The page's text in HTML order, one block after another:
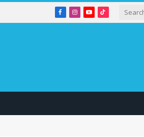
Facebook
Instagram
YouTubeTikTok